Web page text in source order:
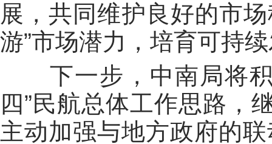
展，共同维护良好的市
游”市场潜力，培育可持
下一步，中南局将
四”民航总体工作思路，
主动加强与地方政府的